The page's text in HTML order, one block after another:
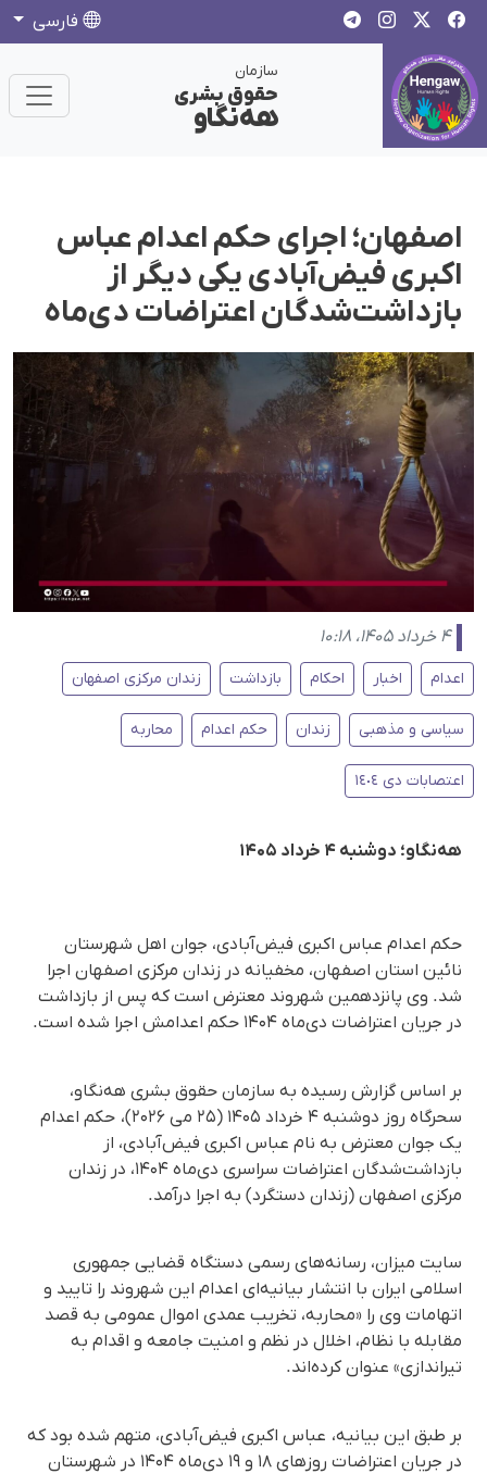
فارسی
سازمان
حقوق بشری
هەنگاو
اصفهان؛ اجرای حکم اعدام عباس
اکبری فیض‌آبادی یکی دیگر از
بازداشت‌شدگان اعتراضات دی‌ماه
۴ خرداد ۱۴۰۵، ۱۰:۱۸
اعدام اخبار احکام بازداشت زندان مرکزی اصفهان
سیاسی و مذهبی زندان حکم اعدام محاربه
اعتصابات دی ١٤٠٤
هه‌نگاو؛ دوشنبه ۴ خرداد ۱۴۰۵
حکم اعدام عباس اکبری فیض‌آبادی، جوان اهل شهرستان
نائین استان اصفهان، مخفیانه در زندان مرکزی اصفهان اجرا
شد. وی پانزدهمین شهروند معترض است که پس از بازداشت
در جریان اعتراضات دی‌ماه ۱۴۰۴ حکم اعدامش اجرا شده است.
بر اساس گزارش رسیده به سازمان حقوق بشری هه‌نگاو،
سحرگاه روز دوشنبه ۴ خرداد ۱۴۰۵ (۲۵ می ۲۰۲۶)، حکم اعدام
یک جوان معترض به نام عباس اکبری فیض‌آبادی، از
بازداشت‌شدگان اعتراضات سراسری دی‌ماه ۱۴۰۴، در زندان
مرکزی اصفهان (زندان دستگرد) به اجرا درآمد.
سایت میزان، رسانه‌های رسمی دستگاه قضایی جمهوری
اسلامی ایران با انتشار بیانیه‌ای اعدام این شهروند را تایید و
اتهامات وی را «محاربه، تخریب عمدی اموال عمومی به قصد
مقابله با نظام، اخلال در نظم و امنیت جامعه و اقدام به
تیراندازی» عنوان کرده‌اند.
بر طبق این بیانیه، عباس اکبری فیض‌آبادی، متهم شده بود که
در جریان اعتراضات روزهای ۱۸ و ۱۹ دی‌ماه ۱۴۰۴ در شهرستان